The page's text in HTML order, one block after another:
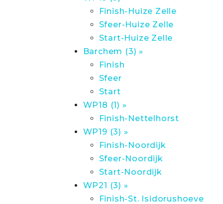
Finish-Huize Zelle
Sfeer-Huize Zelle
Start-Huize Zelle
Barchem (3) »
Finish
Sfeer
Start
WP18 (1) »
Finish-Nettelhorst
WP19 (3) »
Finish-Noordijk
Sfeer-Noordijk
Start-Noordijk
WP21 (3) »
Finish-St. Isidorushoeve